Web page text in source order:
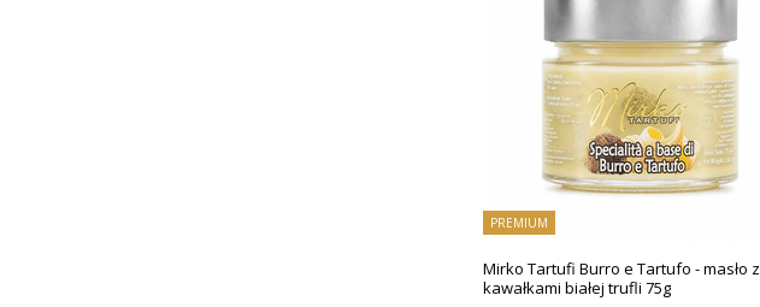
PREMIUM
Mirko Tartufi Burro e Tartufo - masło z
kawałkami białej trufli 75g